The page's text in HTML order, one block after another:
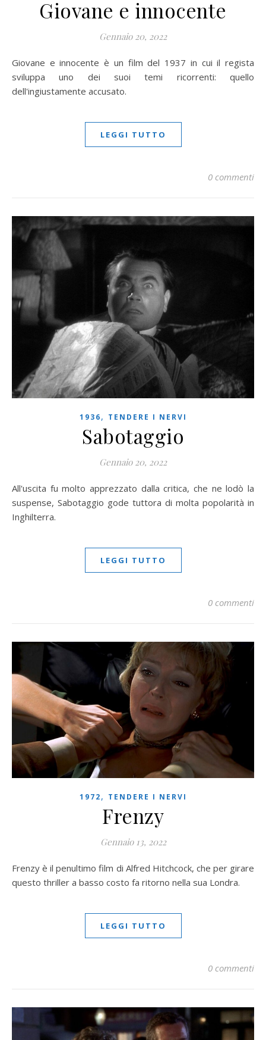
Giovane e innocente
Gennaio 20, 2022
Giovane e innocente è un film del 1937 in cui il regista
sviluppa uno dei suoi temi ricorrenti: quello
dell'ingiustamente accusato.
LEGGI TUTTO
0 commenti
1936, TENDERE I NERVI
Sabotaggio
Gennaio 20, 2022
All'uscita fu molto apprezzato dalla critica, che ne lodò la
suspense, Sabotaggio gode tuttora di molta popolarità in
Inghilterra.
LEGGI TUTTO
0 commenti
1972, TENDERE I NERVI
Frenzy
Gennaio 13, 2022
Frenzy è il penultimo film di Alfred Hitchcock, che per girare
questo thriller a basso costo fa ritorno nella sua Londra.
LEGGI TUTTO
0 commenti